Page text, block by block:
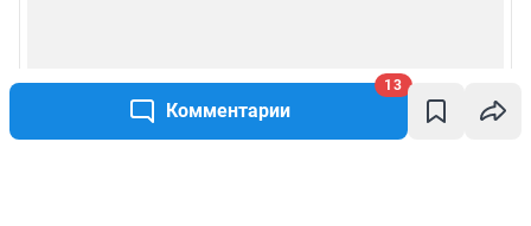
Комментарии
13